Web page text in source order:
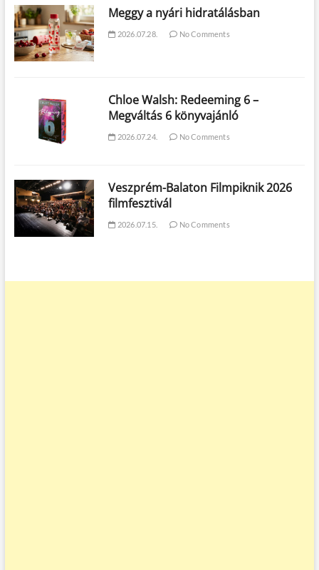
Meggy a nyári hidratálásban
2026.07.28. No Comments
Chloe Walsh: Redeeming 6 –
Megváltás 6 könyvajánló
2026.07.24. No Comments
Veszprém-Balaton Filmpiknik 2026
filmfesztivál
2026.07.15. No Comments